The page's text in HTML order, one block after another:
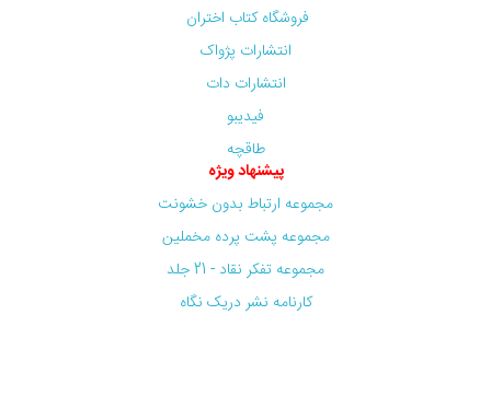
فروشگاه کتاب اختران
انتشارات پژواک
انتشارات دات
فیدیبو
طاقچه
پیشنهاد ویژه
مجموعه ارتباط بدون خشونت
مجموعه پشت پرده مخملین
مجموعه تفکر نقاد - 21 جلد
کارنامه نشر دریک نگاه